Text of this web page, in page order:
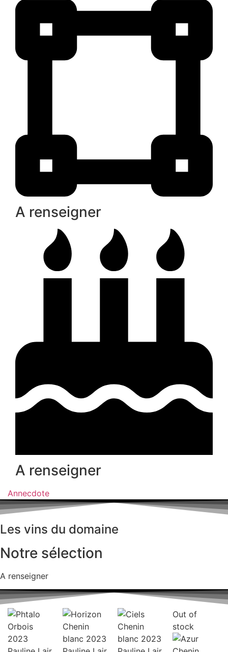
A renseigner
A renseigner
Annecdote
Les vins du domaine
Notre sélection
A renseigner
Out of
stock